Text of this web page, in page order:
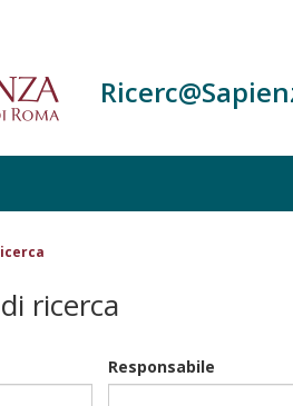
ricerca
Responsabile